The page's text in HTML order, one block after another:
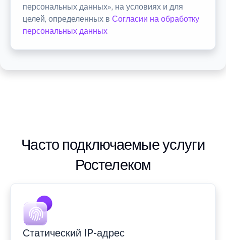
персональных данных», на условиях и для
целей, определенных в Согласии на обработку
персональных данных
Часто подключаемые услуги
Ростелеком
Статический IP-адрес